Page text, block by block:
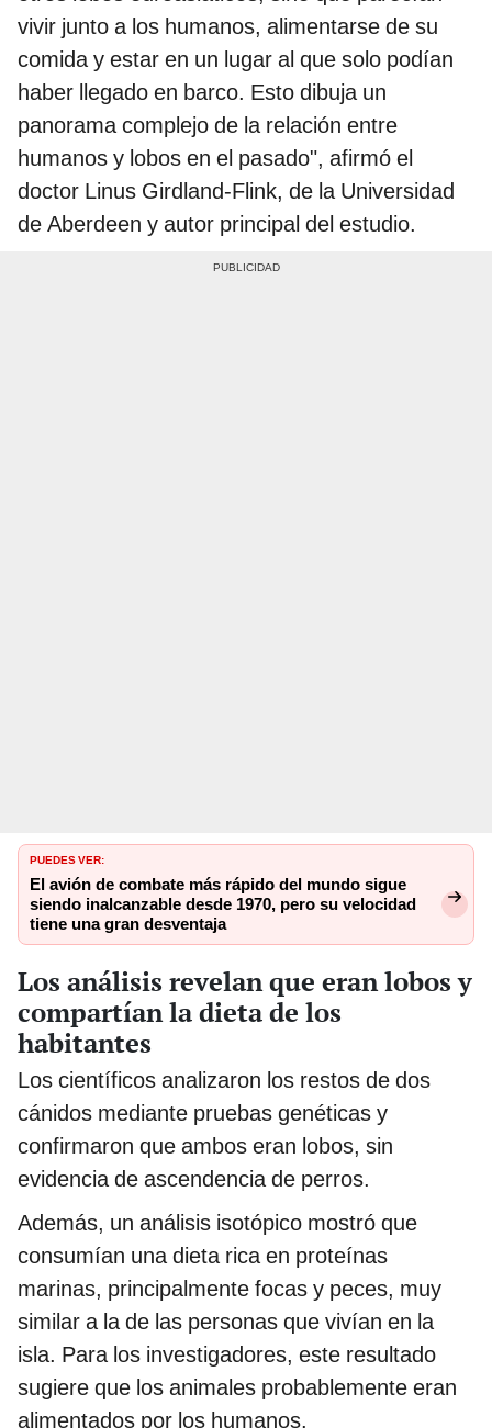
vivir junto a los humanos, alimentarse de su
comida y estar en un lugar al que solo podían
haber llegado en barco. Esto dibuja un
panorama complejo de la relación entre
humanos y lobos en el pasado", afirmó el
doctor Linus Girdland-Flink, de la Universidad
de Aberdeen y autor principal del estudio.
PUEDES VER:
El avión de combate más rápido del mundo sigue
siendo inalcanzable desde 1970, pero su velocidad
tiene una gran desventaja
Los análisis revelan que eran lobos y
compartían la dieta de los
habitantes
Los científicos analizaron los restos de dos
cánidos mediante pruebas genéticas y
confirmaron que ambos eran lobos, sin
evidencia de ascendencia de perros.
Además, un análisis isotópico mostró que
consumían una dieta rica en proteínas
marinas, principalmente focas y peces, muy
similar a la de las personas que vivían en la
isla. Para los investigadores, este resultado
sugiere que los animales probablemente eran
alimentados por los humanos.